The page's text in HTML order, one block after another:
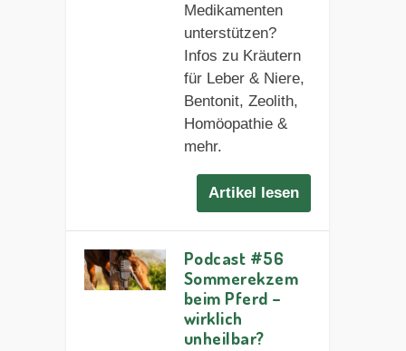
Medikamenten
unterstützen?
Infos zu Kräutern
für Leber & Niere,
Bentonit, Zeolith,
Homöopathie &
mehr.
Artikel lesen
Podcast #56
Sommerekzem
beim Pferd –
wirklich
unheilbar?